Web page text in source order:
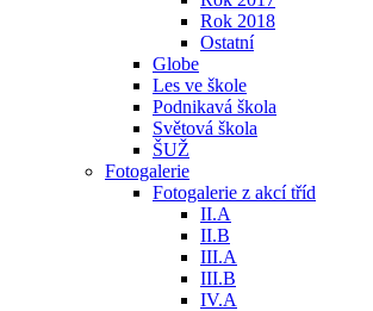
Rok 2018
Ostatní
Globe
Les ve škole
Podnikavá škola
Světová škola
ŠUŽ
Fotogalerie
Fotogalerie z akcí tříd
II.A
II.B
III.A
III.B
IV.A